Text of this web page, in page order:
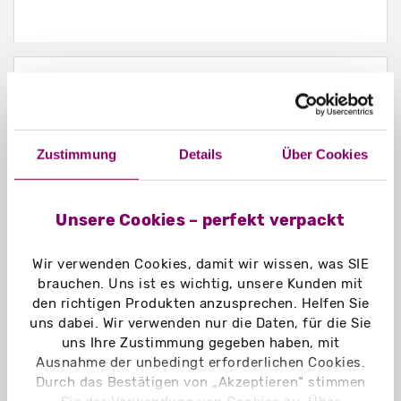
Zustimmung Details Über Cookies
Unsere Cookies – perfekt verpackt
Wir verwenden Cookies, damit wir wissen, was SIE
brauchen. Uns ist es wichtig, unsere Kunden mit
den richtigen Produkten anzusprechen. Helfen Sie
uns dabei. Wir verwenden nur die Daten, für die Sie
uns Ihre Zustimmung gegeben haben, mit
Ausnahme der unbedingt erforderlichen Cookies.
Durch das Bestätigen von „Akzeptieren“ stimmen
verpackt
verschiedene Möglichkeiten für eine
am häufigsten verwendete Schachtel
ist dieFaltschachtel nach Maß, die
aufgrund ihrerindividuell
anpassbaren Optionenperfekt an die
Anforderungen des jeweiligen
Kosmetik Produktes angepasst werden